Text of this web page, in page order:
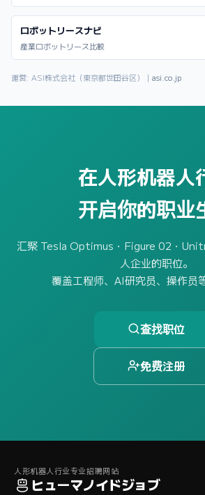
ロボットリースナビ
産業ロボットリース比較
運営: ASI株式会社（東京都世田谷区）｜ asi.co.jp
在人形机器人
开启你的职业
汇聚 Tesla Optimus・Figure 02・
人企业的职位。
覆盖工程师、AI研究员、操作员
查找职位
免费注册
人形机器人行业专业招聘网站
ヒューマノイドジョブ